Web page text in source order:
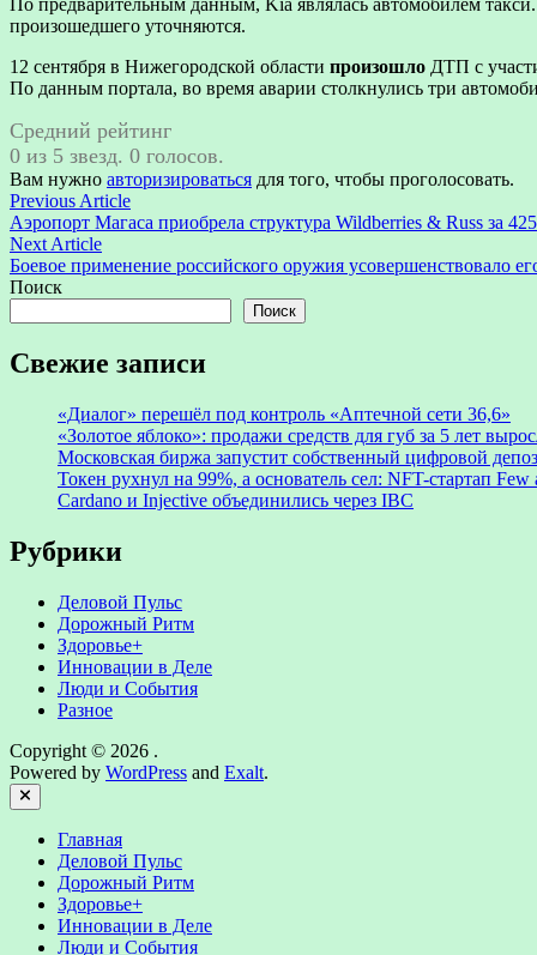
По предварительным данным, Kia являлась автомобилем
произошедшего уточняются.
12 сентября в Нижегородской области произошло ДТП с
По данным портала, во время аварии столкнулись три
Средний рейтинг
0 из 5 звезд. 0 голосов.
Вам нужно авторизироваться для того, чтобы проголосовать.
Навигация
по
записям
Previous ArticlePrevious
article:
Аэропорт Магаса приобрела структура Wildberries & Russ за
Next ArticleNext
article:
Боевое применение российского оружия усовершенствовало
Поиск
Поиск
Свежие записи
«Диалог» перешёл под контроль «Аптечной сети 36,6»
«Золотое яблоко»: продажи средств для губ за 5 лет
Московская биржа запустит собственный цифровой
Токен рухнул на 99%, а основатель сел: NFT-стартап
Cardano и Injective объединились через IBC
Рубрики
Деловой Пульс
Дорожный Ритм
Здоровье+
Инновации в Деле
Люди и События
Разное
Copyright © 2026 .
Powered by WordPress and Exalt.
Close
Главная
Деловой Пульс
Дорожный Ритм
Здоровье+
Инновации в Деле
Люди и События